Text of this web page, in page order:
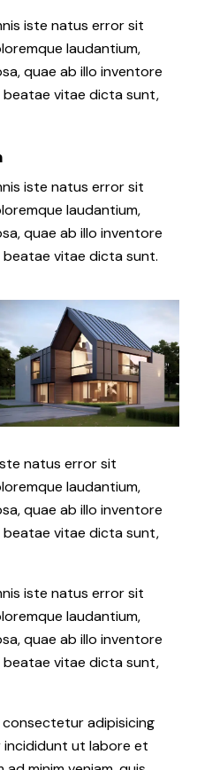
iste natus error sit
laudantium,
quae ab illo inventore
vitae dicta sunt,
iste natus error sit
laudantium,
quae ab illo inventore
vitae dicta sunt.
natus error sit
laudantium,
quae ab illo inventore
vitae dicta sunt,
iste natus error sit
laudantium,
quae ab illo inventore
vitae dicta sunt,
adipisicing
ut labore et